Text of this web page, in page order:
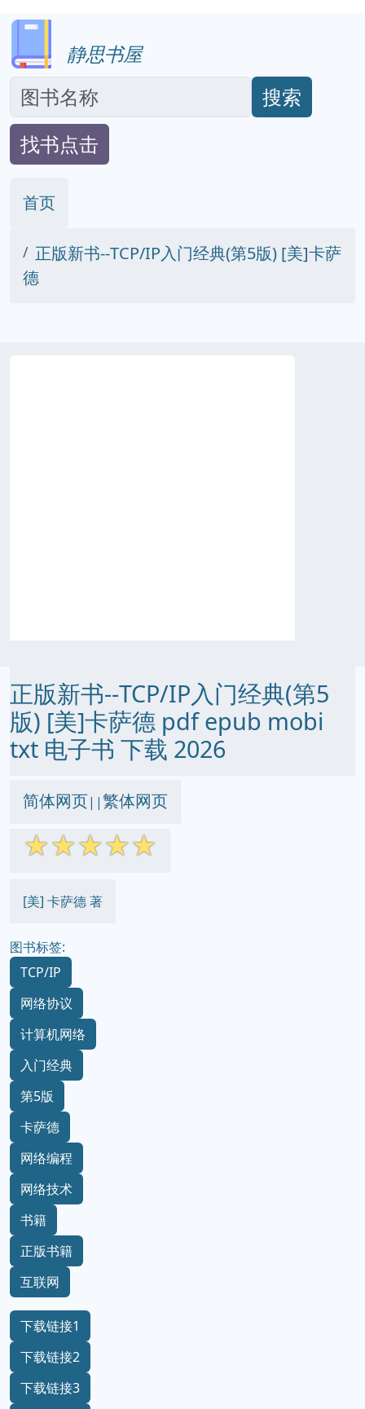
静思书屋
搜索
找书点击
首页
正版新书--TCP/IP入门经典(第5版) [美]卡萨
德
正版新书--TCP/IP入门经典(第5
版) [美]卡萨德 pdf epub mobi
txt 电子书 下载 2026
简体网页||繁体网页
☆☆☆☆☆
[美] 卡萨德 著
图书标签:
TCP/IP
网络协议
计算机网络
入门经典
第5版
卡萨德
网络编程
网络技术
书籍
正版书籍
互联网
下载链接1
下载链接2
下载链接3